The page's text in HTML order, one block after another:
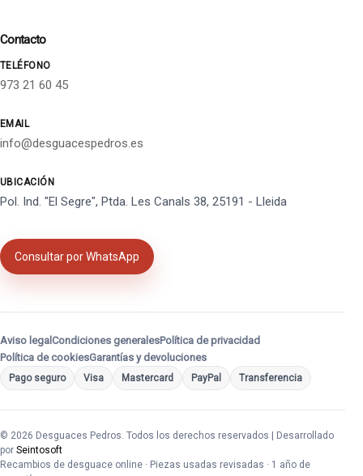
Contacto
TELÉFONO
973 21 60 45
EMAIL
info@desguacespedros.es
UBICACIÓN
Pol. Ind. "El Segre", Ptda. Les Canals 38, 25191 - Lleida
Consultar por WhatsApp
Aviso legal Condiciones generalesPolítica de privacidad
Política de cookiesGarantías y devoluciones
Pago seguro Visa Mastercard PayPal Transferencia
© 2026 Desguaces Pedros. Todos los derechos reservados | Desarrollado
por Seintosoft
Recambios de desguace online · Piezas usadas revisadas · 1 año de